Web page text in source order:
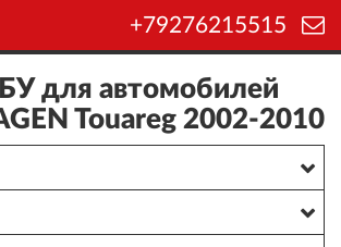
+79276215515
для автомобилей
Touareg 2002-2010